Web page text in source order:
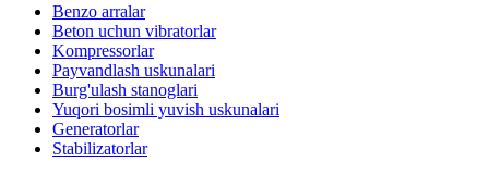
Benzo arralar
Beton uchun vibratorlar
Kompressorlar
Payvandlash uskunalari
Burg'ulash stanoglari
Yuqori bosimli yuvish uskunalari
Generatorlar
Stabilizatorlar